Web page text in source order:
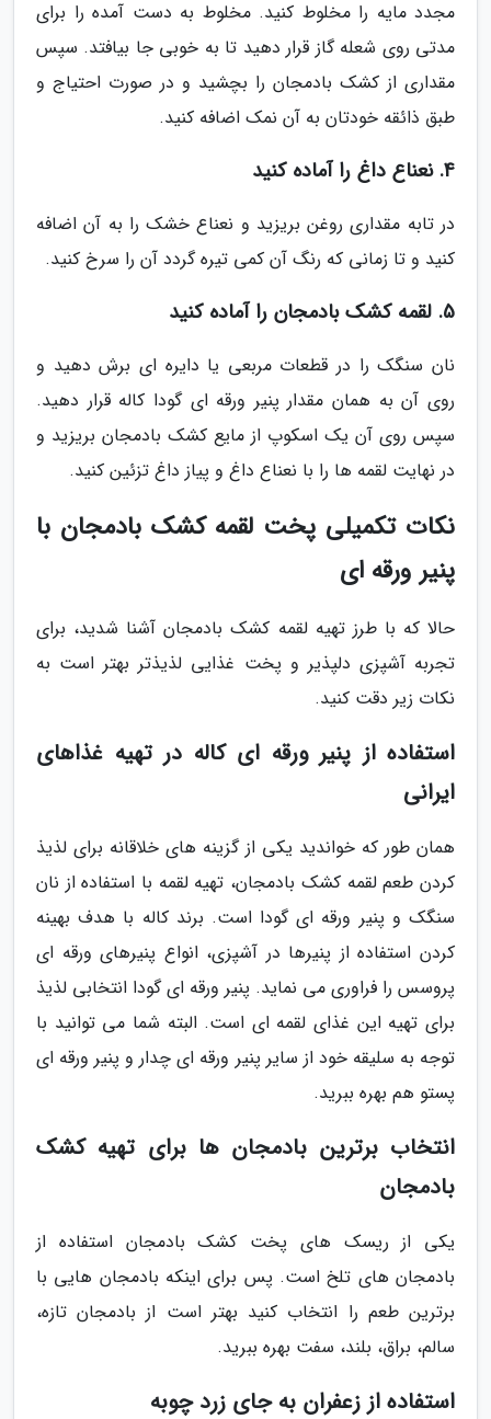
مجدد مایه را مخلوط کنید. مخلوط به دست آمده را برای
مدتی روی شعله گاز قرار دهید تا به خوبی جا بیافتد. سپس
مقداری از کشک بادمجان را بچشید و در صورت احتیاج و
طبق ذائقه خودتان به آن نمک اضافه کنید.
4. نعناع داغ را آماده کنید
در تابه مقداری روغن بریزید و نعناع خشک را به آن اضافه
کنید و تا زمانی که رنگ آن کمی تیره گردد آن را سرخ کنید.
5. لقمه کشک بادمجان را آماده کنید
نان سنگک را در قطعات مربعی یا دایره ای برش دهید و
روی آن به همان مقدار پنیر ورقه ای گودا کاله قرار دهید.
سپس روی آن یک اسکوپ از مایع کشک بادمجان بریزید و
در نهایت لقمه ها را با نعناع داغ و پیاز داغ تزئین کنید.
نکات تکمیلی پخت لقمه کشک بادمجان با
پنیر ورقه ای
حالا که با طرز تهیه لقمه کشک بادمجان آشنا شدید، برای
تجربه آشپزی دلپذیر و پخت غذایی لذیذتر بهتر است به
نکات زیر دقت کنید.
استفاده از پنیر ورقه ای کاله در تهیه غذاهای
ایرانی
همان طور که خواندید یکی از گزینه های خلاقانه برای لذیذ
کردن طعم لقمه کشک بادمجان، تهیه لقمه با استفاده از نان
سنگک و پنیر ورقه ای گودا است. برند کاله با هدف بهینه
کردن استفاده از پنیرها در آشپزی، انواع پنیرهای ورقه ای
پروسس را فراوری می نماید. پنیر ورقه ای گودا انتخابی لذیذ
برای تهیه این غذای لقمه ای است. البته شما می توانید با
توجه به سلیقه خود از سایر پنیر ورقه ای چدار و پنیر ورقه ای
پستو هم بهره ببرید.
انتخاب برترین بادمجان ها برای تهیه کشک
بادمجان
یکی از ریسک های پخت کشک بادمجان استفاده از
بادمجان های تلخ است. پس برای اینکه بادمجان هایی با
برترین طعم را انتخاب کنید بهتر است از بادمجان تازه،
سالم، براق، بلند، سفت بهره ببرید.
استفاده از زعفران به جای زرد چوبه